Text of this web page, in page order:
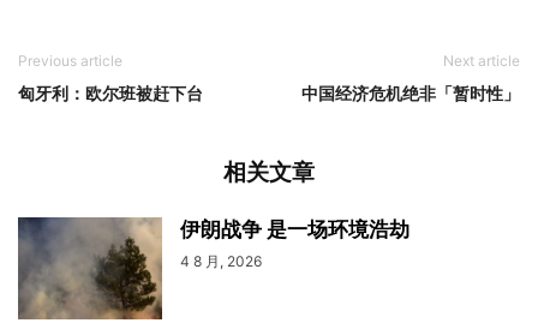
Previous article
匈牙利：欧尔班被赶下台
Next article
中国经济危机绝非「暂时性」
相关文章
伊朗战争 是一场环境浩劫
4 8 月, 2026